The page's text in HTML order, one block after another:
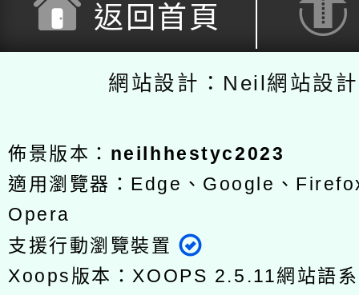
返回首頁
網站設計：Neil網站設
佈景版本： neilhhestyc2023
適用瀏覽器：Edge、Google、
Opera
支援行動瀏覽裝置
Xoops版本： XOOPS 2.5.11網站語